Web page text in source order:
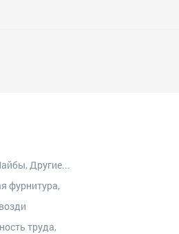
Другие...
фурнитура,
труда,